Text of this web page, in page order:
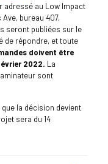
adressé au Low Impact
bureau 407,
seront publiées sur le
de répondre, et toute
doivent être
2022. La
sont
que la décision devient
sera du 14